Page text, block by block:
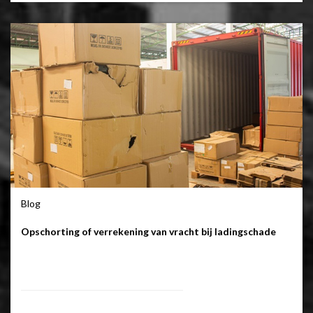
Blog
Opschorting of verrekening van vracht bij ladingschade